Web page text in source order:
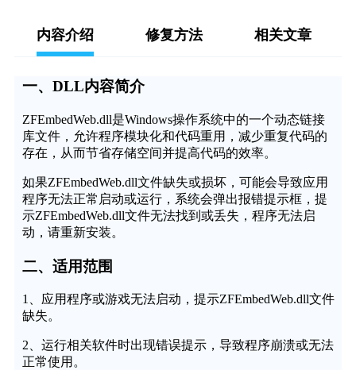
内容介绍 修复方法 相关文章
一、DLL内容简介
ZFEmbedWeb.dll是Windows操作系统中的一个动态链接
库文件，允许程序模块化和代码重用，减少重复代码的
存在，从而节省存储空间并提高代码的效率。
如果ZFEmbedWeb.dll文件缺失或损坏，可能会导致应用
程序无法正常启动或运行，系统会弹出报错提示框，提
示ZFEmbedWeb.dll文件无法找到或丢失，程序无法启
动，请重新安装。
二、适用范围
1、应用程序或游戏无法启动，提示ZFEmbedWeb.dll文件
缺失。
2、运行相关软件时出现错误提示，导致程序崩溃或无法
正常使用。